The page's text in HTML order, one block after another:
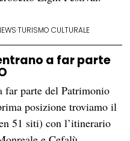
·TURISMO CULTURALE
a far parte
parte del Patrimonio
posizione troviamo il
51 siti) con l’itinerario